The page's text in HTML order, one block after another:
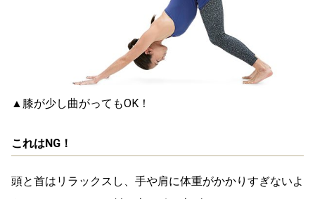
▲膝が少し曲がってもOK！
これはNG！
頭と首はリラックスし、手や肩に体重がかかりすぎないよ